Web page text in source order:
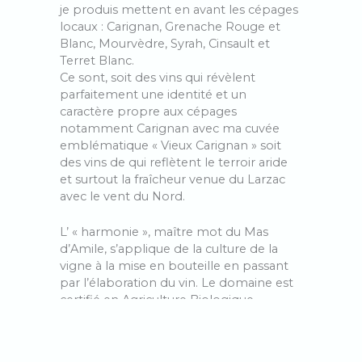
je produis mettent en avant les cépages
locaux : Carignan, Grenache Rouge et
Blanc, Mourvèdre, Syrah, Cinsault et
Terret Blanc.
Ce sont, soit des vins qui révèlent
parfaitement une identité et un
caractère propre aux cépages
notamment Carignan avec ma cuvée
emblématique « Vieux Carignan » soit
des vins de qui reflètent le terroir aride
et surtout la fraîcheur venue du Larzac
avec le vent du Nord.
L’ « harmonie », maître mot du Mas
d’Amile, s’applique de la culture de la
vigne à la mise en bouteille en passant
par l’élaboration du vin. Le domaine est
certifié en Agriculture Biologique,